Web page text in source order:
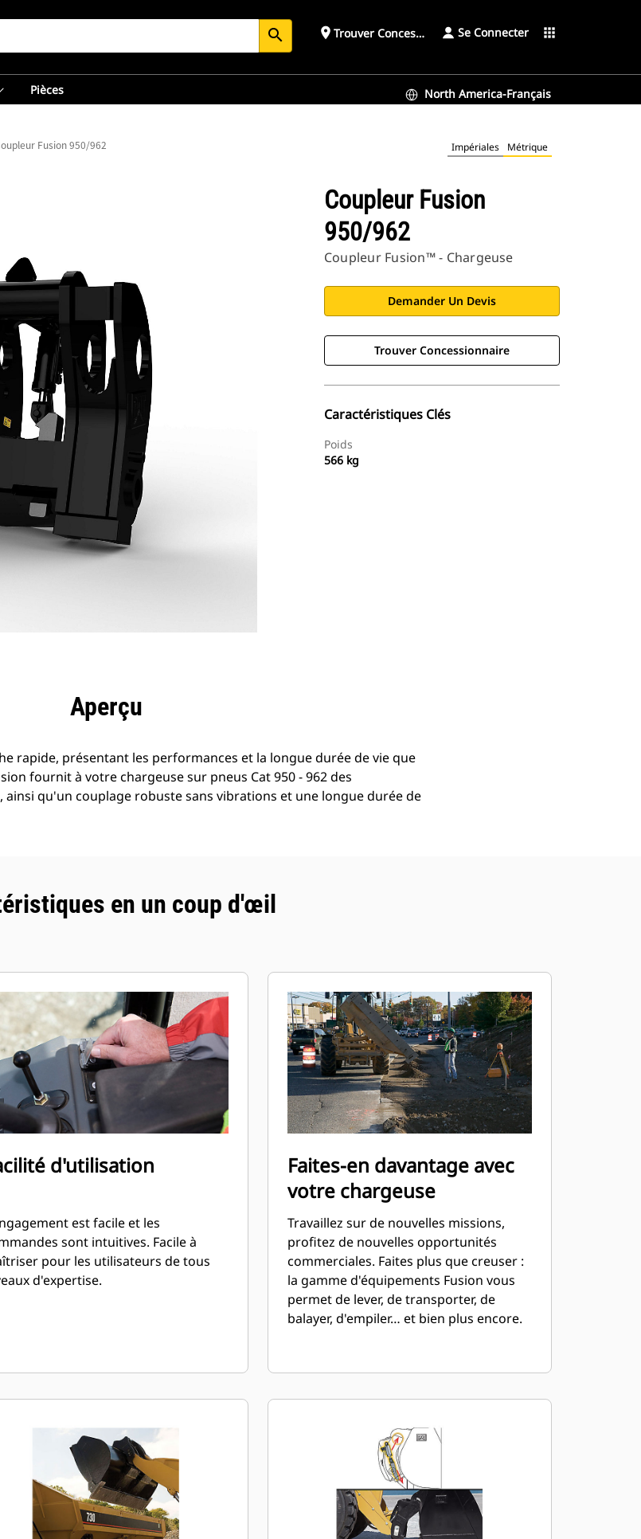
search place Trouver ConcessionnaireSe Connecter apps
Pièces North America-Français
Fusion 950/962 Impériales Métrique
Coupleur Fusion
950/962
Coupleur Fusion™ - Chargeuse
Demander Un Devis
Trouver Concessionnaire
Caractéristiques Clés
Poids
566 kg
Aperçu
rapide, présentant les performances et la longue durée de vie que
fournit à votre chargeuse sur pneus Cat 950 - 962 des
qu'un couplage robuste sans vibrations et une longue durée de
en un coup d'œil
d'utilisation
est facile et les
sont intuitives. Facile à
pour les utilisateurs de tous
d'expertise.
Faites-en davantage avec
votre chargeuse
Travaillez sur de nouvelles missions,
profitez de nouvelles opportunités
commerciales. Faites plus que creuser :
la gamme d'équipements Fusion vous
permet de lever, de transporter, de
balayer, d'empiler… et bien plus encore.